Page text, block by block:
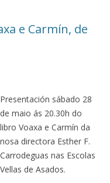
e Carmín, de
Presentación sábado 28
de maio ás 20.30h do
libro Voaxa e Carmín da
nosa directora Esther F.
Carrodeguas nas Escolas
Vellas de Asados.